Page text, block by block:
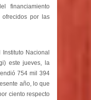
financiamiento
ofrecidos por las
Nacional
este jueves, la
754 mil 394
año, lo que
ciento respecto